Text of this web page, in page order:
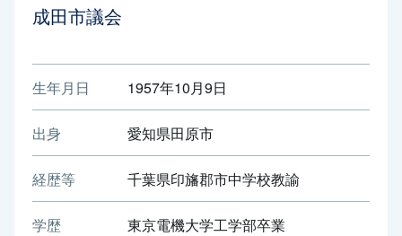
成田市議会
生年月日 1957年10月9日
出身 愛知県田原市
経歴等 千葉県印旛郡市中学校教諭
学歴 東京電機大学工学部卒業